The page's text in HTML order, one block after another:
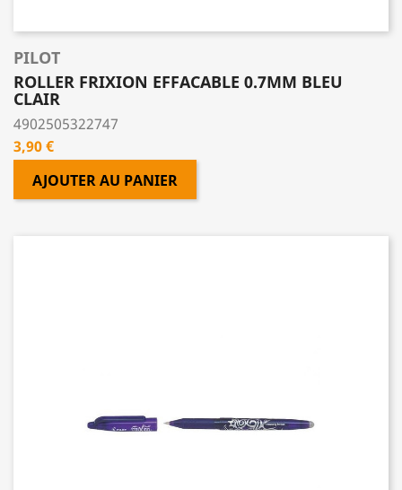
PILOT
ROLLER FRIXION EFFACABLE 0.7MM BLEU
CLAIR
4902505322747
Prix
3,90 €
AJOUTER AU PANIER